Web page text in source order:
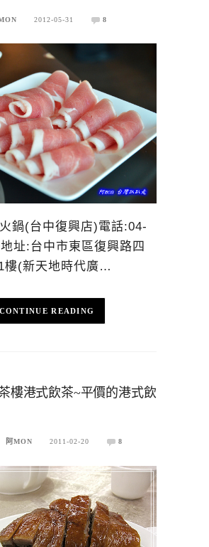
2012-05-31 8
鍋(台中復興店)電話:04-
址:台中市東區復興路四
樓(新天地時代廣…
CONTINUE READING
樓港式飲茶~平價的港式飲
阿MON 2011-02-20 8